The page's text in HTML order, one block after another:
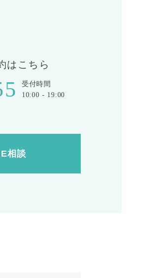
はこちら
受付時間
10:00 - 19:00
相談